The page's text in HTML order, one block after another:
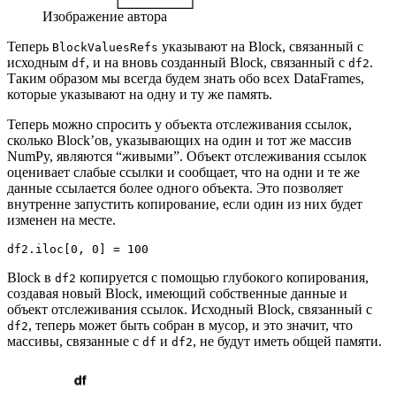
Изображение автора
Теперь BlockValuesRefs указывают на Block, связанный с
исходным df, и на вновь созданный Block, связанный с df2.
Таким образом мы всегда будем знать обо всех DataFrames,
которые указывают на одну и ту же память.
Теперь можно спросить у объекта отслеживания ссылок,
сколько Block’ов, указывающих на один и тот же массив
NumPy, являются “живыми”. Объект отслеживания ссылок
оценивает слабые ссылки и сообщает, что на одни и те же
данные ссылается более одного объекта. Это позволяет
внутренне запустить копирование, если один из них будет
изменен на месте.
df2.iloc[0, 0] = 100
Block в df2 копируется с помощью глубокого копирования,
создавая новый Block, имеющий собственные данные и
объект отслеживания ссылок. Исходный Block, связанный с
df2, теперь может быть собран в мусор, и это значит, что
массивы, связанные с df и df2, не будут иметь общей памяти.